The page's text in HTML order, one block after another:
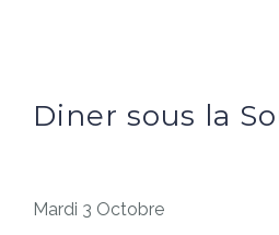
Diner sous la
Mardi 3 Octobre